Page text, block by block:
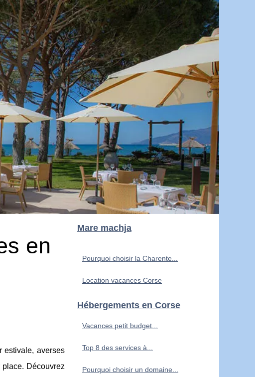
en
estivale, averses
Découvrez
Mare machja
Pourquoi choisir la Charente...
Location vacances Corse
Hébergements en Corse
Vacances petit budget...
Top 8 des services à...
Pourquoi choisir un domaine...